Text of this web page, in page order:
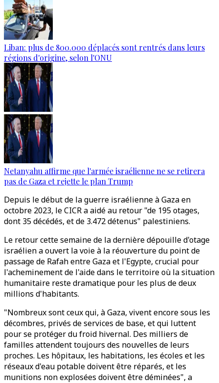
Liban: plus de 800.000 déplacés sont rentrés dans leurs
régions d'origine, selon l'ONU
Netanyahu affirme que l'armée israélienne ne se retirera
pas de Gaza et rejette le plan Trump
Depuis le début de la guerre israélienne à Gaza en
octobre 2023, le CICR a aidé au retour "de 195 otages,
dont 35 décédés, et de 3.472 détenus" palestiniens.
Le retour cette semaine de la dernière dépouille d'otage
israélien a ouvert la voie à la réouverture du point de
passage de Rafah entre Gaza et l'Egypte, crucial pour
l'acheminement de l'aide dans le territoire où la situation
humanitaire reste dramatique pour les plus de deux
millions d'habitants.
"Nombreux sont ceux qui, à Gaza, vivent encore sous les
décombres, privés de services de base, et qui luttent
pour se protéger du froid hivernal. Des milliers de
familles attendent toujours des nouvelles de leurs
proches. Les hôpitaux, les habitations, les écoles et les
réseaux d'eau potable doivent être réparés, et les
munitions non explosées doivent être déminées", a